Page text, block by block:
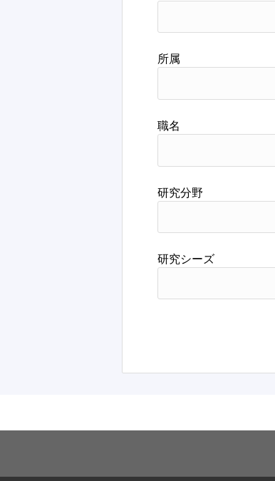
所属
職名
研究分野
研究シーズ